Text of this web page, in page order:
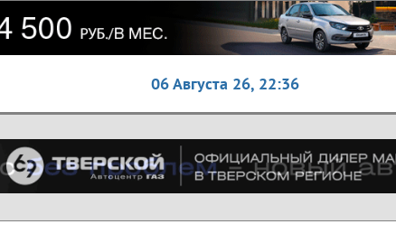
06 Августа 26, 22:36